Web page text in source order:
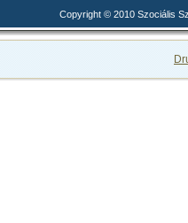
Copyright © 2010 Szociális